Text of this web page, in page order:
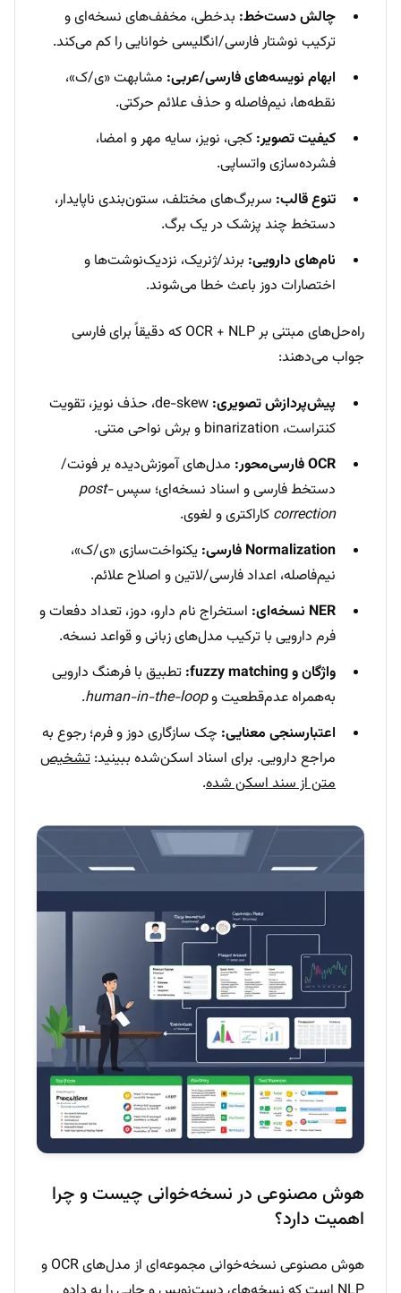
چالش دست‌خط: بدخطی، مخفف‌های نسخه‌ای و
ترکیب نوشتار فارسی/انگلیسی خوانایی را کم می‌کند.
ابهام نویسه‌های فارسی/عربی: مشابهت «ی/ک»،
نقطه‌ها، نیم‌فاصله و حذف علائم حرکتی.
کیفیت تصویر: کجی، نویز، سایه مهر و امضا،
فشرده‌سازی واتساپی.
تنوع قالب: سربرگ‌های مختلف، ستون‌بندی ناپایدار،
دستخط چند پزشک در یک برگ.
نام‌های دارویی: برند/ژنریک، نزدیک‌نوشت‌ها و
اختصارات دوز باعث خطا می‌شوند.
راه‌حل‌های مبتنی بر OCR + NLP که دقیقاً برای فارسی
جواب می‌دهند:
پیش‌پردازش تصویری:
de-skew، حذف نویز، تقویت
کنتراست، binarization و برش نواحی متنی.
OCR فارسی‌محور:
مدل‌های آموزش‌دیده بر فونت/
دستخط فارسی و اسناد نسخه‌ای؛ سپسpost-
correction کاراکتری و لغوی.
Normalization فارسی:
یکنواخت‌سازی «ی/ک»،
نیم‌فاصله، اعداد فارسی/لاتین و اصلاح علائم.
NER نسخه‌ای:
استخراج نام دارو، دوز، تعداد دفعات و
فرم دارویی با ترکیب مدل‌های زبانی و قواعد نسخه.
واژگان و fuzzy matching:
تطبیق با فرهنگ دارویی
به‌همراه عدم‌قطعیت وhuman-in-the-loop
.
اعتبارسنجی معنایی: چک سازگاری دوز و فرم؛ رجوع به
مراجع دارویی. برای اسناد اسکن‌شده ببینید: تشخیص
متن از سند اسکن شده.
هوش مصنوعی در نسخه‌خوانی چیست و چرا
اهمیت دارد؟
هوش مصنوعی نسخه‌خوانی مجموعه‌ای از مدل‌های OCR و